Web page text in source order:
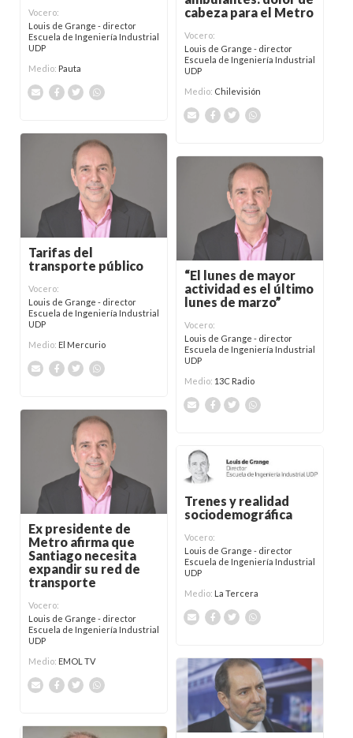
Vocero:
Louis de Grange - director
Escuela de Ingeniería Industrial
UDP
Medio: Pauta
cabeza para el Metro
Vocero:
Louis de Grange - director
Escuela de Ingeniería Industrial
UDP
Medio: Chilevisión
Tarifas del
transporte público
Vocero:
Louis de Grange - director
Escuela de Ingeniería Industrial
UDP
Medio: El Mercurio
“El lunes de mayor
actividad es el último
lunes de marzo”
Vocero:
Louis de Grange - director
Escuela de Ingeniería Industrial
UDP
Medio: 13C Radio
Ex presidente de
Metro afirma que
Santiago necesita
expandir su red de
transporte
Vocero:
Louis de Grange - director
Escuela de Ingeniería Industrial
UDP
Medio: EMOL TV
Trenes y realidad
sociodemográfica
Vocero:
Louis de Grange - director
Escuela de Ingeniería Industrial
UDP
Medio: La Tercera